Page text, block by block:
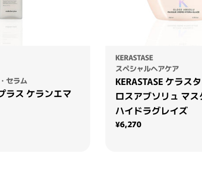
セラム
ラス ケランエマ
KERASTASE
スペシャルヘアケア
KERASTASE ケラス
ロスアブソリュ マス
ハイドラグレイズ
通常価格
¥6,270